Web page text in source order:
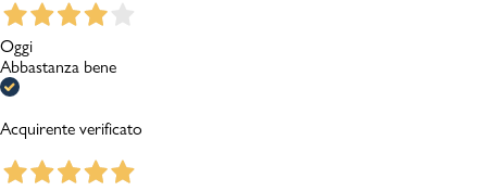
Oggi
Abbastanza bene
Acquirente verificato